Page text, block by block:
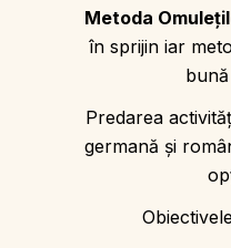
Metoda
în sprijin iar
Predarea
germană și